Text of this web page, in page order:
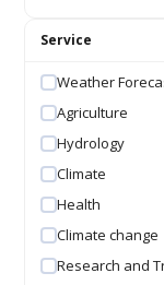
Service
Weather
Agriculture
Hydrology
Climate
Health
Climate change
Research and